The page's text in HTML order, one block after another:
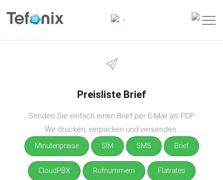
Preisliste Brief
Senden Sie einfach einen Brief per E-Mail als PDF.
Wir drucken, verpacken und versenden.
Minutenpreise SIM SMS Brief
CloudPBX Rufnummern Flatrates